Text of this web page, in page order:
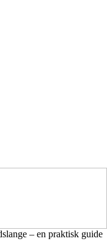
– en praktisk guide